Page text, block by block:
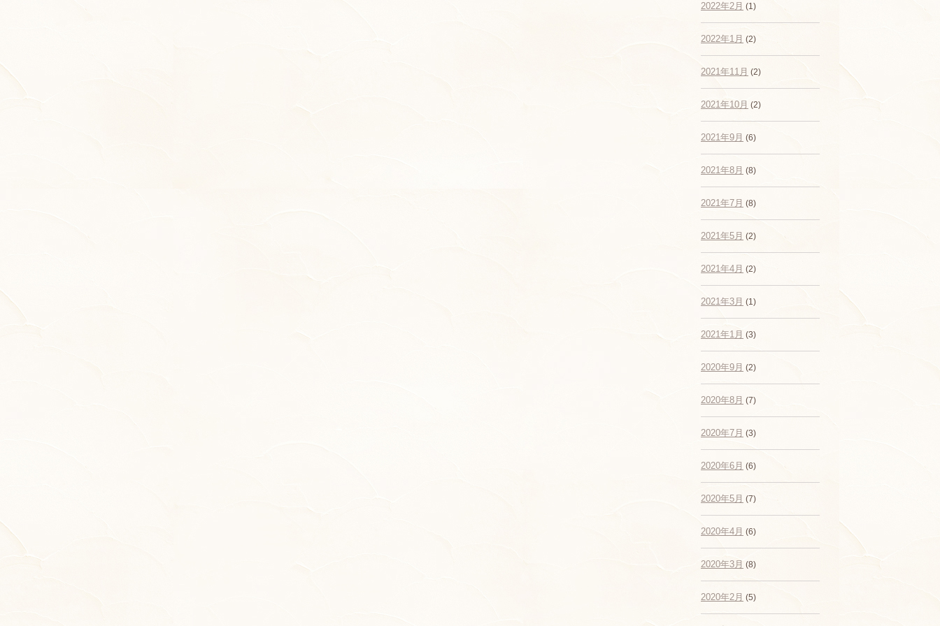
2022年2月 (1)
2022年1月 (2)
2021年11月 (2)
2021年10月 (2)
2021年9月 (6)
2021年8月 (8)
2021年7月 (8)
2021年5月 (2)
2021年4月 (2)
2021年3月 (1)
2021年1月 (3)
2020年9月 (2)
2020年8月 (7)
2020年7月 (3)
2020年6月 (6)
2020年5月 (7)
2020年4月 (6)
2020年3月 (8)
2020年2月 (5)